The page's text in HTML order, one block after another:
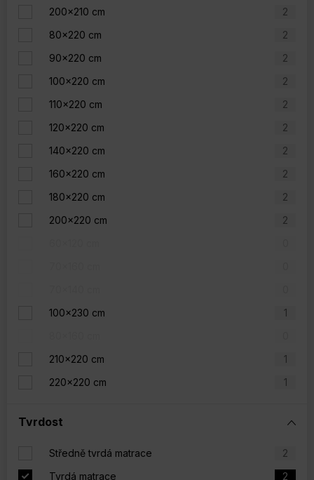
200x210 cm
2
80x220 cm
2
90x220 cm
2
100x220 cm
2
110x220 cm
2
120x220 cm
2
140x220 cm
2
160x220 cm
2
180x220 cm
2
200x220 cm
2
100x230 cm
1
210x220 cm
1
220x220 cm
1
Tvrdost
Středně tvrdá matrace
2
Tvrdá matrace
2